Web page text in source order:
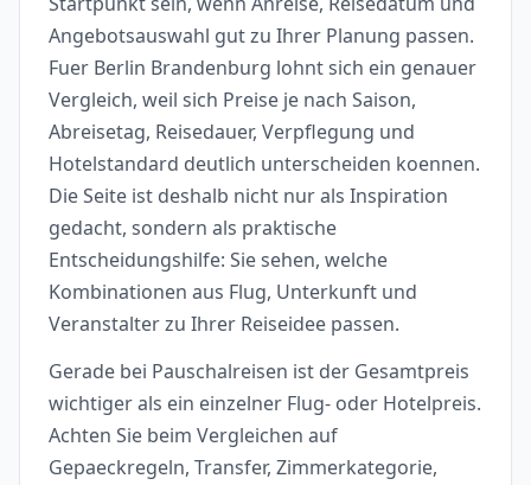
Angebotsauswahl gut zu Ihrer Planung passen.
Fuer Berlin Brandenburg lohnt sich ein genauer
Vergleich, weil sich Preise je nach Saison,
Abreisetag, Reisedauer, Verpflegung und
Hotelstandard deutlich unterscheiden koennen.
Die Seite ist deshalb nicht nur als Inspiration
gedacht, sondern als praktische
Entscheidungshilfe: Sie sehen, welche
Kombinationen aus Flug, Unterkunft und
Veranstalter zu Ihrer Reiseidee passen.
Gerade bei Pauschalreisen ist der Gesamtpreis
wichtiger als ein einzelner Flug- oder Hotelpreis.
Achten Sie beim Vergleichen auf
Gepaeckregeln, Transfer, Zimmerkategorie,